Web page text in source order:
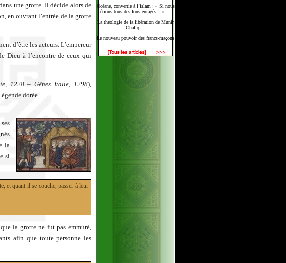
Océane, convertie à l’islam : « Si nous
étions tous des fous enragés... » ...
La théologie de la libération de Munir
Chafiq ...
Le nouveau pouvoir des francs-maçons
une grotte. Il décide alors de
en ouvrant l’entrée de la grotte
d’être les acteurs. L’empereur
Dieu à l’encontre de ceux qui
1228 – Gênes Italie, 1298),
dorée.
la
si
et quant il se couche, passer à leur
la grotte ne fut pas emmuré,
afin que toute personne les